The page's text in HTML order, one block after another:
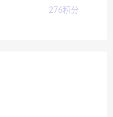
276积分